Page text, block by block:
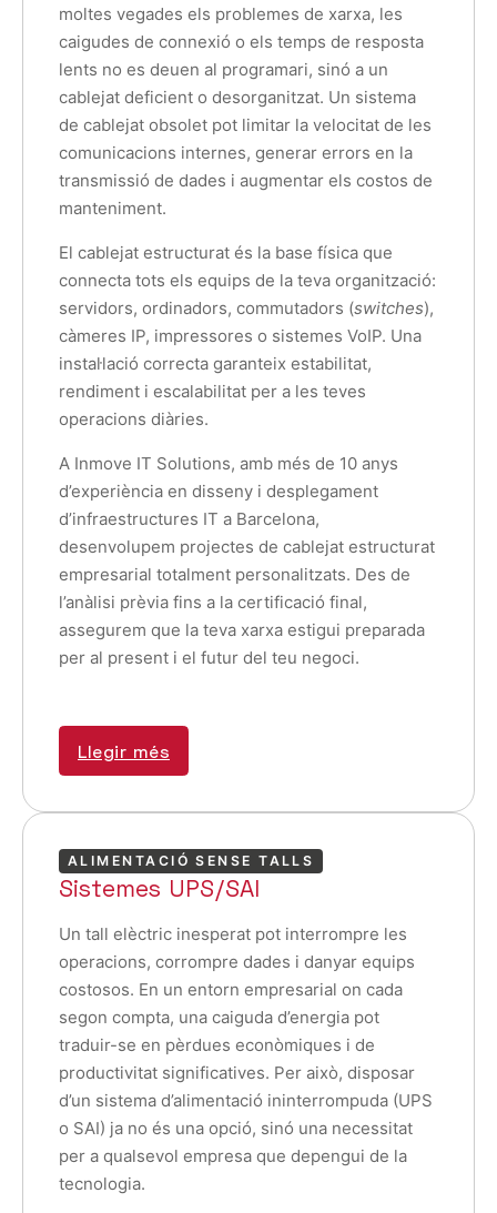
moltes vegades els problemes de xarxa, les
caigudes de connexió o els temps de resposta
lents no es deuen al programari, sinó a un
cablejat deficient o desorganitzat. Un sistema
de cablejat obsolet pot limitar la velocitat de les
comunicacions internes, generar errors en la
transmissió de dades i augmentar els costos de
manteniment.
El cablejat estructurat és la base física que
connecta tots els equips de la teva organització:
servidors, ordinadors, commutadors (switches),
càmeres IP, impressores o sistemes VoIP. Una
instal·lació correcta garanteix estabilitat,
rendiment i escalabilitat per a les teves
operacions diàries.
A Inmove IT Solutions, amb més de 10 anys
d’experiència en disseny i desplegament
d’infraestructures IT a Barcelona,
desenvolupem projectes de cablejat estructurat
empresarial totalment personalitzats. Des de
l’anàlisi prèvia fins a la certificació final,
assegurem que la teva xarxa estigui preparada
per al present i el futur del teu negoci.
Llegir més
ALIMENTACIÓ SENSE TALLS
Sistemes UPS/SAI
Un tall elèctric inesperat pot interrompre les
operacions, corrompre dades i danyar equips
costosos. En un entorn empresarial on cada
segon compta, una caiguda d’energia pot
traduir-se en pèrdues econòmiques i de
productivitat significatives. Per això, disposar
d’un sistema d’alimentació ininterrompuda (UPS
o SAI) ja no és una opció, sinó una necessitat
per a qualsevol empresa que depengui de la
tecnologia.